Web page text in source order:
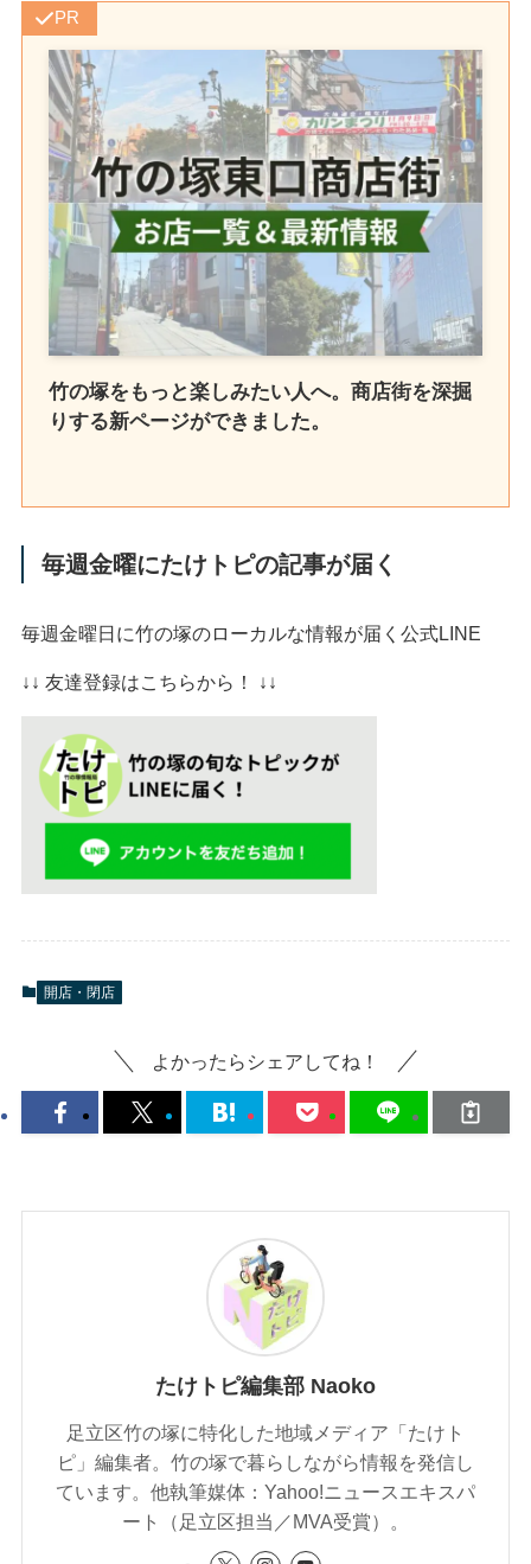
PR
竹の塚をもっと楽しみたい人へ。商店街を深掘
りする新ページができました。
毎週金曜にたけトピの記事が届く
毎週金曜日に竹の塚のローカルな情報が届く公式LINE
↓↓ 友達登録はこちらから！ ↓↓
開店・閉店
よかったらシェアしてね！
たけトピ編集部 Naoko
足立区竹の塚に特化した地域メディア「たけト
ピ」編集者。竹の塚で暮らしながら情報を発信し
ています。他執筆媒体：Yahoo!ニュースエキスパ
ート（足立区担当／MVA受賞）。